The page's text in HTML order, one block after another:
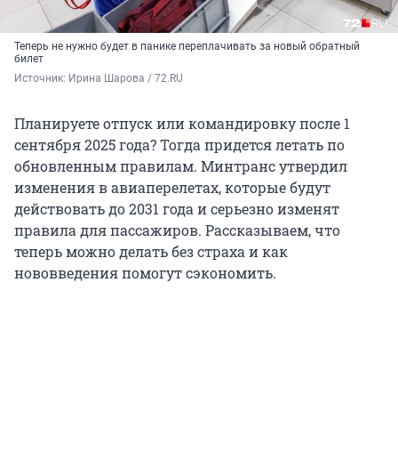
Теперь не нужно будет в панике переплачивать за новый обратный
билет
Источник: Ирина Шарова / 72.RU
Планируете отпуск или командировку после 1
сентября 2025 года? Тогда придется летать по
обновленным правилам. Минтранс утвердил
изменения в авиаперелетах, которые будут
действовать до 2031 года и серьезно изменят
правила для пассажиров. Рассказываем, что
теперь можно делать без страха и как
нововведения помогут сэкономить.